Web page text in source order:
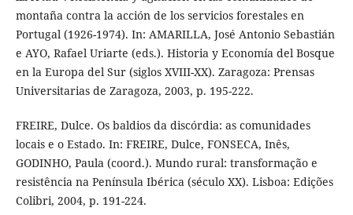
montaña contra la acción de los servicios forestales en
Portugal (1926-1974). In: AMARILLA, José Antonio Sebastián
e AYO, Rafael Uriarte (eds.). Historia y Economía del Bosque
en la Europa del Sur (siglos XVIII-XX). Zaragoza: Prensas
Universitarias de Zaragoza, 2003, p. 195-222.
FREIRE, Dulce. Os baldios da discórdia: as comunidades
locais e o Estado. In: FREIRE, Dulce, FONSECA, Inês,
GODINHO, Paula (coord.). Mundo rural: transformação e
resistência na Península Ibérica (século XX). Lisboa: Edições
Colibri, 2004, p. 191-224.